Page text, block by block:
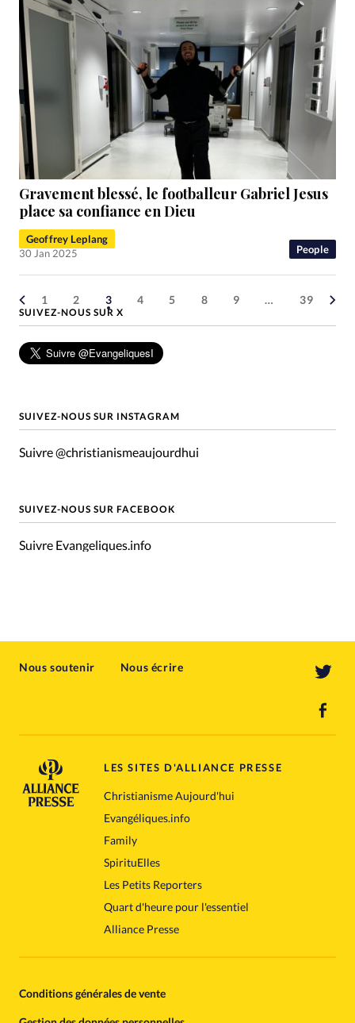
People
Gravement blessé, le footballeur Gabriel Jesus
place sa confiance en Dieu
Geoffrey Leplang
30 Jan 2025
1 2 3 4 5 8 9 … 39
SUIVEZ-NOUS SUR X
SUIVEZ-NOUS SUR INSTAGRAM
Suivre @christianismeaujourdhui
SUIVEZ-NOUS SUR FACEBOOK
Suivre Evangeliques.info
Nous soutenir Nous écrire
LES SITES D'ALLIANCE PRESSE
Christianisme Aujourd'hui
Evangéliques.info
Family
SpirituElles
Les Petits Reporters
Quart d'heure pour l'essentiel
Alliance Presse
Conditions générales de vente